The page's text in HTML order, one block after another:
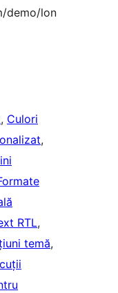
demo/lon
, Culori
RTL
temă